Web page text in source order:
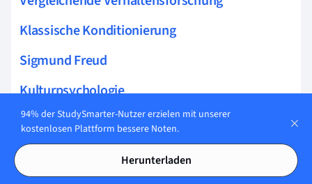
Klassische Konditionierung
Sigmund Freud
Kulturpsychologie
Die psychoanalytische Gesprächssituation
Techniken der Psychoanalyse
94% der StudySmarter-Nutzer erzielen mit unserer
kostenlosen Plattform bessere Noten.
Herunterladen